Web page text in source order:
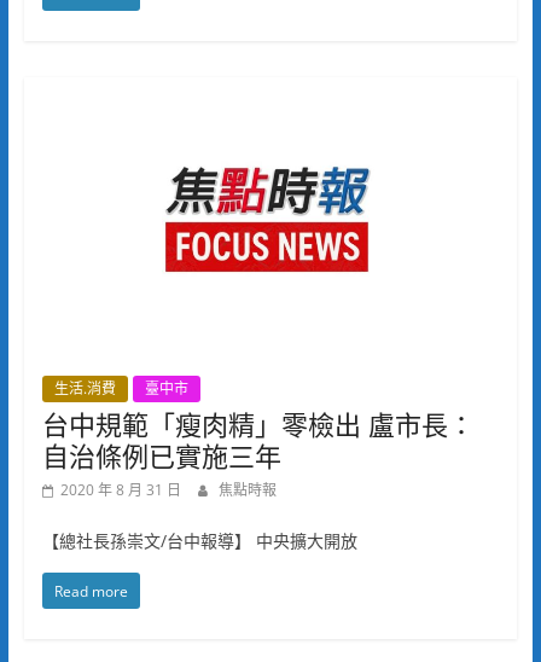
生活.消費 臺中市
台中規範「瘦肉精」零檢出 盧市長：
自治條例已實施三年
2020 年 8 月 31 日 焦點時報
【總社長孫崇文/台中報導】 中央擴大開放
Read more